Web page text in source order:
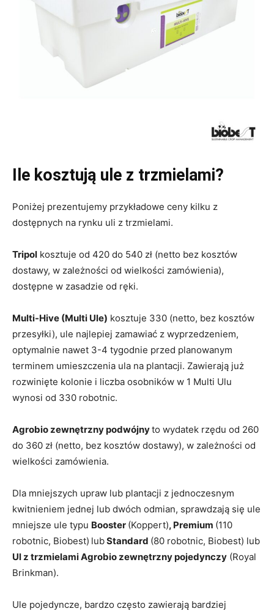
Ile kosztują ule z trzmielami?
Poniżej prezentujemy przykładowe ceny kilku z
dostępnych na rynku uli z trzmielami.
Tripol kosztuje od 420 do 540 zł (netto bez kosztów
dostawy, w zależności od wielkości zamówienia),
dostępne w zasadzie od ręki.
Multi-Hive (Multi Ule) kosztuje 330 (netto, bez kosztów
przesyłki), ule najlepiej zamawiać z wyprzedzeniem,
optymalnie nawet 3-4 tygodnie przed planowanym
terminem umieszczenia ula na plantacji. Zawierają już
rozwinięte kolonie i liczba osobników w 1 Multi Ulu
wynosi od 330 robotnic.
Agrobio zewnętrzny podwójnyto wydatek rzędu od 260
do 360 zł (netto, bez kosztów dostawy), w zależności od
wielkości zamówienia.
Dla mniejszych upraw lub plantacji z jednoczesnym
kwitnieniem jednej lub dwóch odmian, sprawdzają się ule
mniejsze ule typu Booster (Koppert), Premium (110
robotnic, Biobest) lubStandard (80 robotnic, Biobest) lub
Ul z trzmielami Agrobio zewnętrzny pojedynczy (Royal
Brinkman).
Ule pojedyncze, bardzo często zawierają bardziej